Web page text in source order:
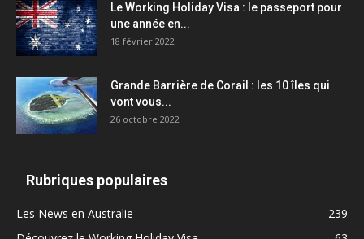
Le Working Holiday Visa : le passeport pour
une année en...
18 février 2022
Grande Barrière de Corail : les 10 îles qui
vont vous...
26 octobre 2022
Rubriques populaires
Les News en Australie
239